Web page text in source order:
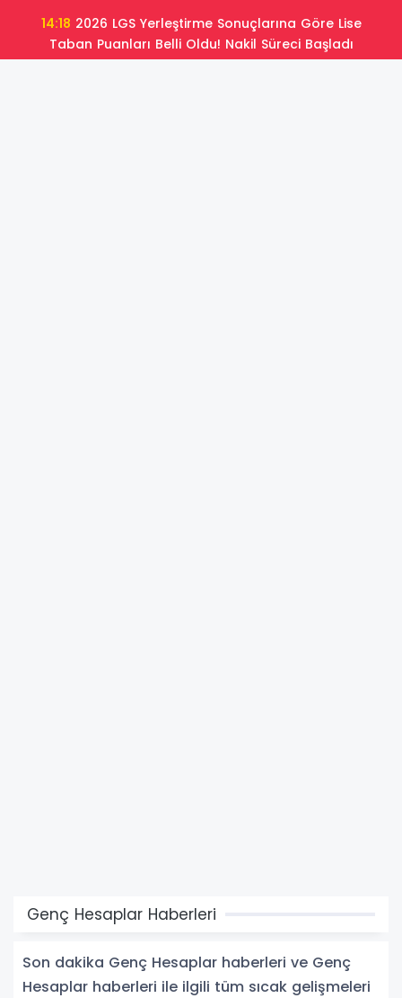
14:18
Taban Puanları Belli Oldu! Nakil Süreci Başladı
Genç Hesaplar Haberleri
Son dakika Genç Hesaplar haberleri ve Genç
Hesaplar haberleri ile ilgili tüm sıcak gelişmeleri